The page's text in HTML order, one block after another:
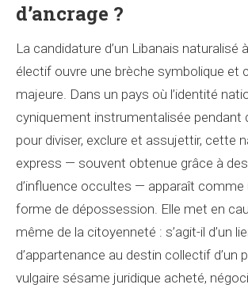
d’ancrage ?
La candidature d’un Libanais naturalisé
électif ouvre une brèche symbolique et
majeure. Dans un pays où l’identité
cyniquement instrumentalisée pendant
pour diviser, exclure et assujettir, cette
express — souvent obtenue grâce à
d’influence occultes — apparaît comme
forme de dépossession. Elle met en
même de la citoyenneté : s’agit-il d’un
d’appartenance au destin collectif d’un
vulgaire sésame juridique acheté,